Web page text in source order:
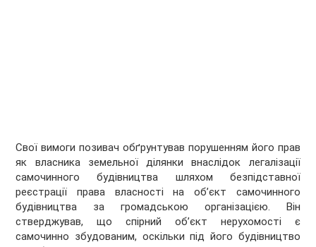
Свої вимоги позивач обґрунтував порушенням його прав
як власника земельної ділянки внаслідок легалізації
самочинного будівництва шляхом безпідставної
реєстрації права власності на об’єкт самочинного
будівництва за громадською організацією. Він
стверджував, що спірний об’єкт нерухомості є
самочинно збудованим, оскільки під його будівництво